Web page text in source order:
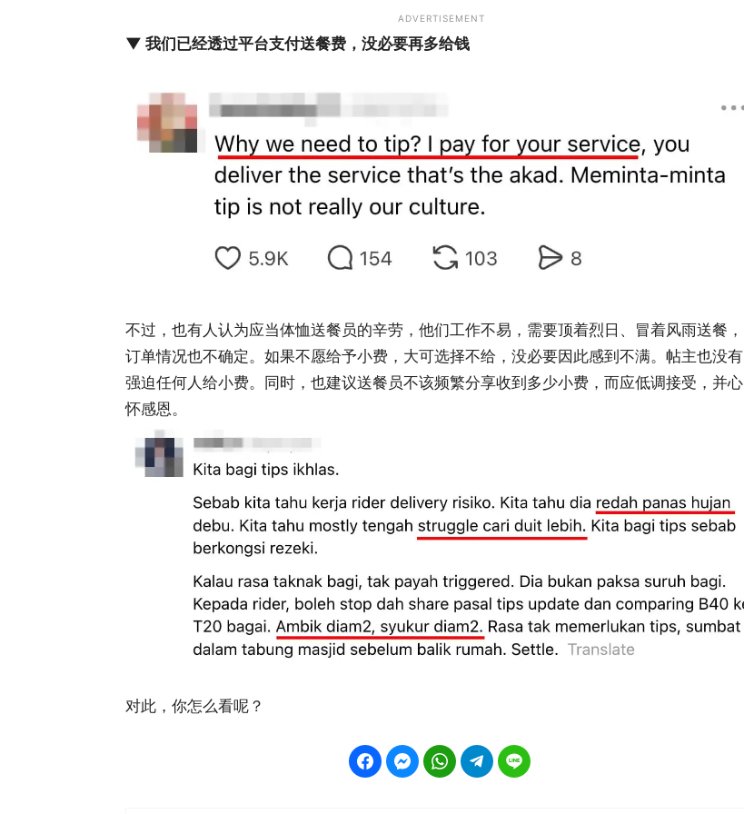
ADVERTISEMENT
▼ 我们已经透过平台支付送餐费，没必要再多给钱
不过，也有人认为应当体恤送餐员的辛劳，他们工作不易，需要顶着烈日、冒着风雨送餐，
订单情况也不确定。如果不愿给予小费，大可选择不给，没必要因此感到不满。帖主也没有
强迫任何人给小费。同时，也建议送餐员不该频繁分享收到多少小费，而应低调接受，并心
怀感恩。
对此，你怎么看呢？